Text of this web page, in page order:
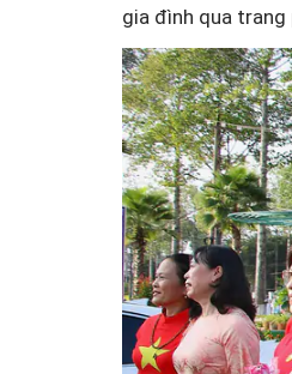
gia đình qua trang